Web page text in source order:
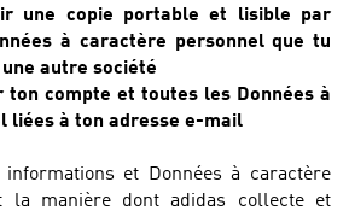
une copie portable et lisible par
à caractère personnel que tu
autre société
ton compte et toutes les Données à
liées à ton adresse e-mail
et Données à caractère
la manière dont adidas collecte et